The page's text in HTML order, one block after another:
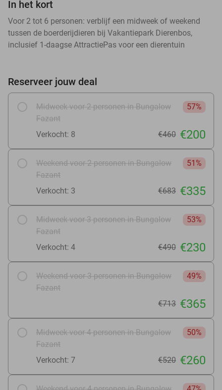
In het kort
Voor 2 tot 6 personen: verblijf een midweek of weekend
tussen de boerderijdieren bij Vakantiepark Dierenbos,
inclusief 1-daagse AttractiePas voor een dierentuin
Reserveer jouw deal
Midweek voor 2 personen in Bungalow
Fazant
57%
Verkocht: 8 €460 €200
Weekend voor 2 personen in Bungalow
Fazant
51%
Verkocht: 3 €683 €335
Midweek voor 3 personen in Bungalow
Fazant
53%
Verkocht: 4 €490 €230
Weekend voor 3 personen in Bungalow
Fazant
49%
€713 €365
Midweek voor 4 personen in Bungalow
Fazant
50%
Verkocht: 7 €520 €260